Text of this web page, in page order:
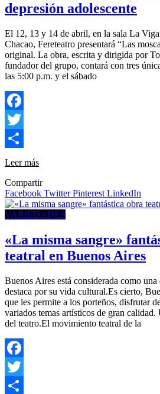
depresión adolescente
El 12, 13 y 14 de abril, en la sala La
Chacao, Fereteatro presentará “Las
original. La obra, escrita y dirigida por
fundador del grupo, contará con tres
las 5:00 p.m. y el sábado
Facebook
Twitter
Compartir
Leer más
Compartir
Facebook TwitterPinterest LinkedIn
VARIEDADES
«La misma sangre»
teatral en Buenos Aires
Buenos Aires está considerada como una
destaca por su vida cultural.Es cierto,
que les permite a los porteños, disfrutar
variados temas artísticos de gran
del teatro.El movimiento teatral de la
Facebook
Twitter